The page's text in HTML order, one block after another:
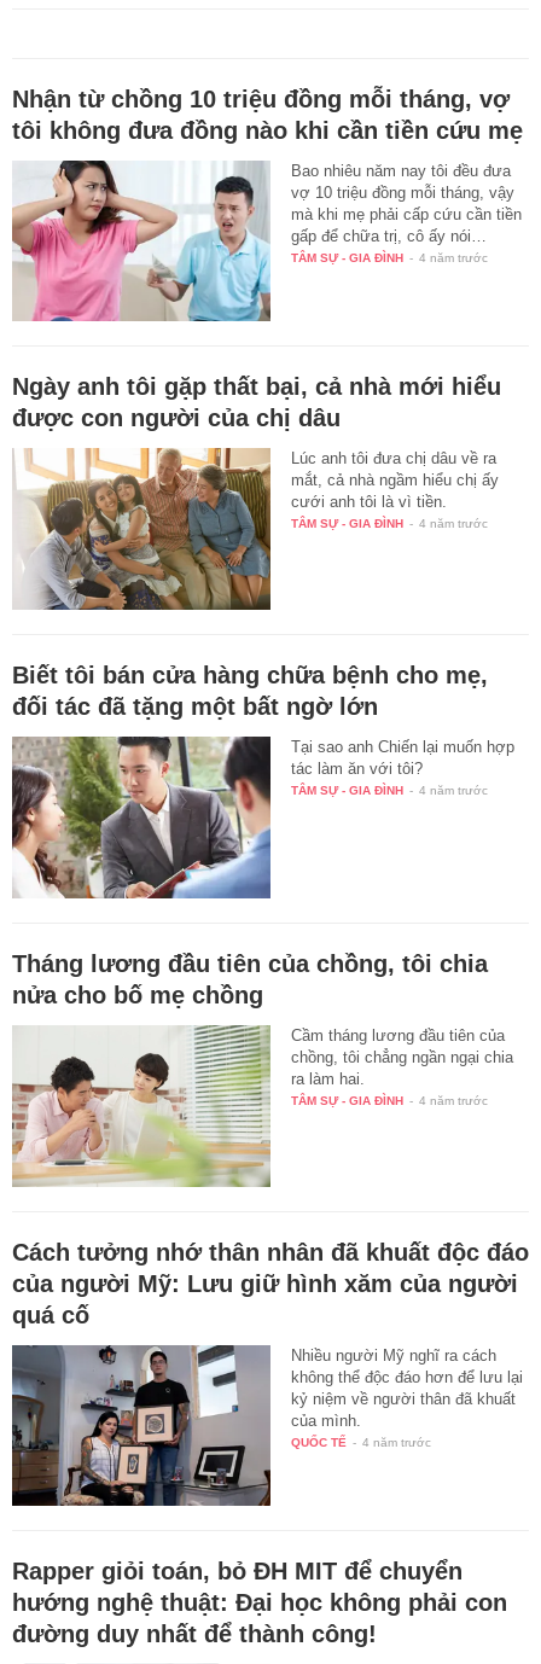
Nhận từ chồng 10 triệu đồng mỗi tháng, vợ
tôi không đưa đồng nào khi cần tiền cứu mẹ
Bao nhiêu năm nay tôi đều đưa
vợ 10 triệu đồng mỗi tháng, vậy
mà khi mẹ phải cấp cứu cần tiền
gấp để chữa trị, cô ấy nói…
TÂM SỰ - GIA ĐÌNH - 4 năm trước
Ngày anh tôi gặp thất bại, cả nhà mới hiểu
được con người của chị dâu
Lúc anh tôi đưa chị dâu về ra
mắt, cả nhà ngầm hiểu chị ấy
cưới anh tôi là vì tiền.
TÂM SỰ - GIA ĐÌNH - 4 năm trước
Biết tôi bán cửa hàng chữa bệnh cho mẹ,
đối tác đã tặng một bất ngờ lớn
Tại sao anh Chiến lại muốn hợp
tác làm ăn với tôi?
TÂM SỰ - GIA ĐÌNH - 4 năm trước
Tháng lương đầu tiên của chồng, tôi chia
nửa cho bố mẹ chồng
Cầm tháng lương đầu tiên của
chồng, tôi chẳng ngần ngại chia
ra làm hai.
TÂM SỰ - GIA ĐÌNH - 4 năm trước
Cách tưởng nhớ thân nhân đã khuất độc đáo
của người Mỹ: Lưu giữ hình xăm của người
quá cố
Nhiều người Mỹ nghĩ ra cách
không thể độc đáo hơn để lưu lại
kỷ niệm về người thân đã khuất
của mình.
QUỐC TẾ - 4 năm trước
Rapper giỏi toán, bỏ ĐH MIT để chuyển
hướng nghệ thuật: Đại học không phải con
đường duy nhất để thành công!